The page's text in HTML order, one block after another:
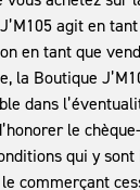
agit en tant
en tant que
la Boutique
dans
le
qui y sont
commerçant